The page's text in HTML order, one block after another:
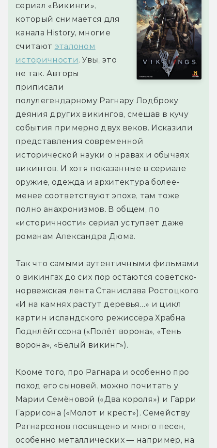
сериал «Викинги»,
который снимается для
канала History, многие
считают эталоном
историчности. Увы, это
не так. Авторы
приписали
полулегендарному Рагнару Лодброку
деяния других викингов, смешав в кучу
события примерно двух веков. Исказили
представления современной
исторической науки о нравах и обычаях
викингов. И хотя показанные в сериале
оружие, одежда и архитектура более-
менее соответствуют эпохе, там тоже
полно анахронизмов. В общем, по
«историчности» сериал уступает даже
романам Александра Дюма.
Так что самыми аутентичными фильмами
о викингах до сих пор остаются советско-
норвежская лента Станислава Ростоцкого
«И на камнях растут деревья…» и цикл
картин исландского режиссёра Храбна
Гюднлёйгссона («Полёт ворона», «Тень
ворона», «Белый викинг»).
Кроме того, про Рагнара и особенно про
поход его сыновей, можно почитать у
Марии Семёновой («Два короля») и Гарри
Гаррисона («Молот и крест»). Семейству
Рагнарсонов посвящено и много песен,
особенно металлических — например, на